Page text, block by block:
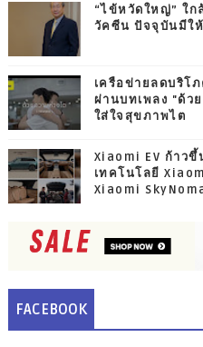
“ไข้หวัดใหญ่” ใก
วัคซีน ปัจจุบันมีใ
เครือข่ายลดบริโ
ผ่านบทเพลง "ด้ว
ใส่ใจสุขภาพไต
Xiaomi EV ก้าว
เทคโนโลยี
Xiaomi
FACEBOOK